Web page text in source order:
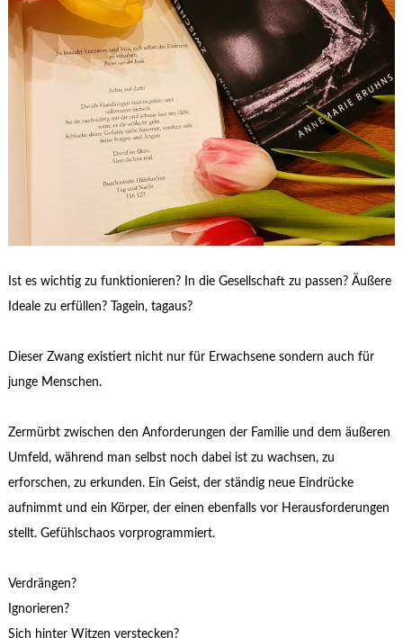
Ist es wichtig zu funktionieren? In die Gesellschaft zu passen? Äußere
Ideale zu erfüllen? Tagein, tagaus?
Dieser Zwang existiert nicht nur für Erwachsene sondern auch für
junge Menschen.
Zermürbt zwischen den Anforderungen der Familie und dem äußeren
Umfeld, während man selbst noch dabei ist zu wachsen, zu
erforschen, zu erkunden. Ein Geist, der ständig neue Eindrücke
aufnimmt und ein Körper, der einen ebenfalls vor Herausforderungen
stellt. Gefühlschaos vorprogrammiert.
Verdrängen?
Ignorieren?
Sich hinter Witzen verstecken?